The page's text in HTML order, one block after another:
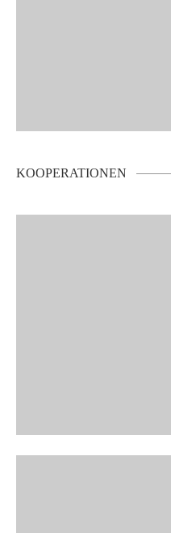
KOOPERATIONEN